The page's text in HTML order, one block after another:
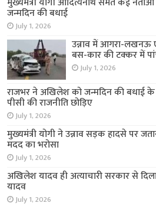
जन्मदिन की बधाई
July 1, 2026
उन्नाव में आगरा-लखनऊ
बस-कार की टक्कर में
July 1, 2026
राजभर ने अखिलेश को जन्मदिन की बधाई
पीसी की राजनीति छोड़िए
July 1, 2026
मुख्यमंत्री योगी ने उन्नाव सड़क हादसे पर
मदद का भरोसा
July 1, 2026
अखिलेश यादव ही अत्याचारी सरकार से
यादव
July 1, 2026